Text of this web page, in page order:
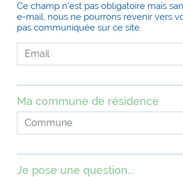
Ce champ n’est pas obligatoire mais
e-mail, nous ne pourrons revenir vers
pas communiquée sur ce site.
Ma commune de résidence
Je pose une question...